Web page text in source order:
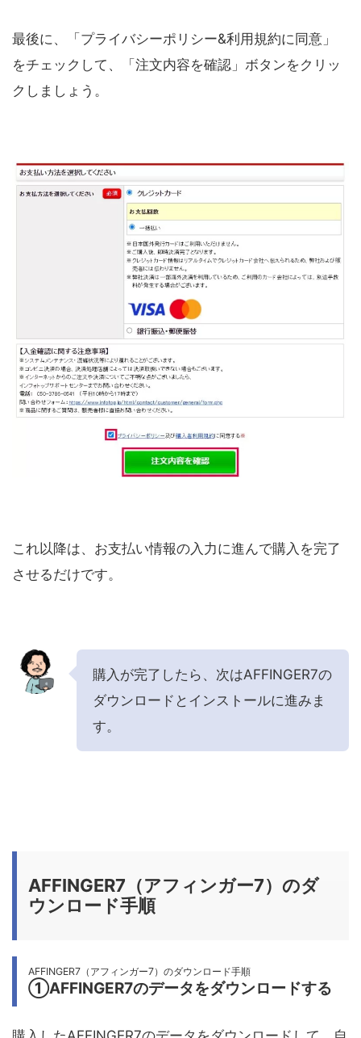
最後に、「プライバシーポリシー&利用規約に同意」
をチェックして、「注文内容を確認」ボタンをクリッ
クしましょう。
これ以降は、お支払い情報の入力に進んで購入を完了
させるだけです。
購入が完了したら、次はAFFINGER7の
ダウンロードとインストールに進みま
す。
AFFINGER7（アフィンガー7）のダ
ウンロード手順
AFFINGER7（アフィンガー7）のダウンロード手順
①AFFINGER7のデータをダウンロードする